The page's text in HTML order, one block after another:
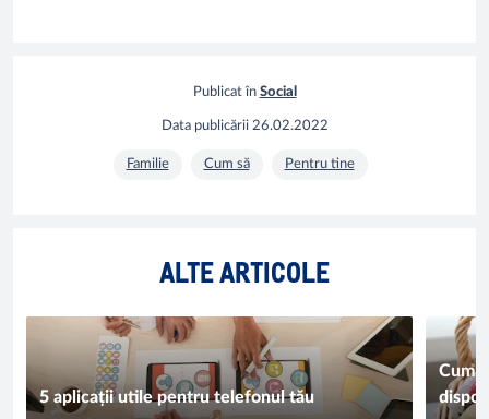
Publicat în Social
Data publicării 26.02.2022
Familie Cum să Pentru tine
ALTE ARTICOLE
5 aplicații utile pentru telefonul tău
Cum